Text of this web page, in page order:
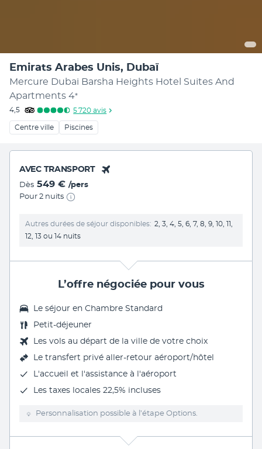
Emirats Arabes Unis, Dubaï
Mercure Dubai Barsha Heights Hotel Suites And
Apartments 4*
4,5 5 720 avis
Centre ville Piscines
AVEC TRANSPORT
Dès 549 € /pers
Pour 2 nuits
Autres durées de séjour disponibles
2, 3, 4, 5, 6, 7, 8, 9, 10, 11,
12, 13 ou 14 nuits
L’offre négociée pour vous
Le séjour en Chambre Standard
Petit-déjeuner
Les vols au départ de la ville de votre choix
Le transfert privé aller-retour aéroport/hôtel
L'accueil et l'assistance à l'aéroport
Les taxes locales 22,5% incluses
Personnalisation possible à l’étape Options.